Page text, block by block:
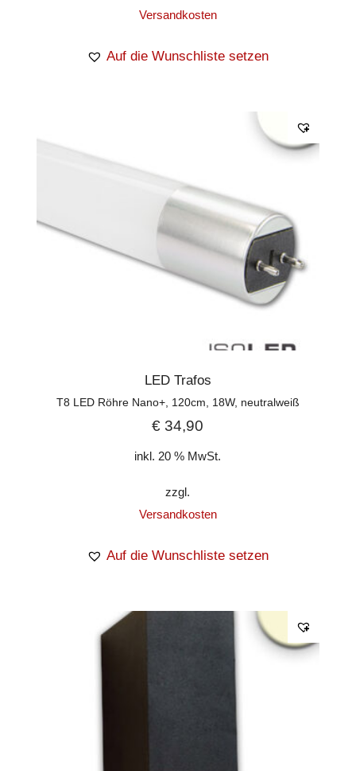
Versandkosten
Auf die Wunschliste setzen
LED Trafos
T8 LED Röhre Nano+, 120cm, 18W, neutralweiß
€ 34,90
inkl. 20 % MwSt.
zzgl.
Versandkosten
Auf die Wunschliste setzen